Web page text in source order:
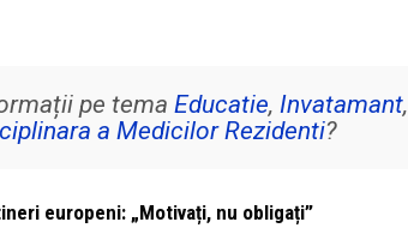
pe tema Educatie, Invatamant,
a Medicilor Rezidenti?
europeni: „Motivați, nu obligați”